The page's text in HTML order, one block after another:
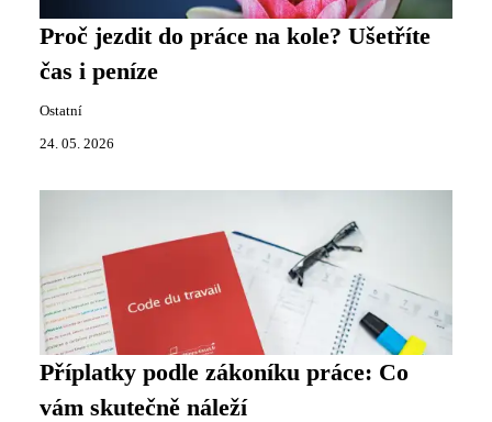
Proč jezdit do práce na kole? Ušetříte
čas i peníze
Ostatní
24. 05. 2026
Příplatky podle zákoníku práce: Co
vám skutečně náleží